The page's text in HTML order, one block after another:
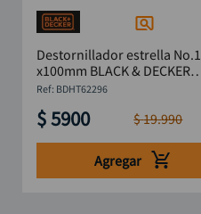
Destornillador estrella No.1
x100mm BLACK & DECKER
BDHT62296
: BDHT62296
$5900 $19.990
Agregar